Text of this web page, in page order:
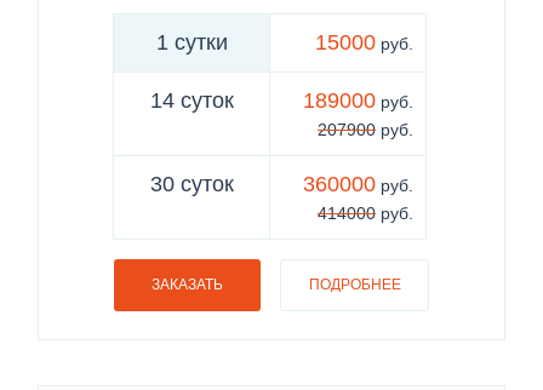
1 сутки 15000 руб.
14 суток 189000 руб.
207900 руб.
30 суток 360000 руб.
414000 руб.
ЗАКАЗАТЬ ПОДРОБНЕЕ